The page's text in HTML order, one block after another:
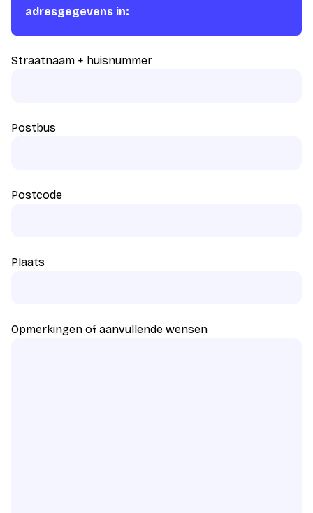
adresgegevens in:
Straatnaam + huisnummer
Postbus
Postcode
Plaats
Opmerkingen of aanvullende wensen